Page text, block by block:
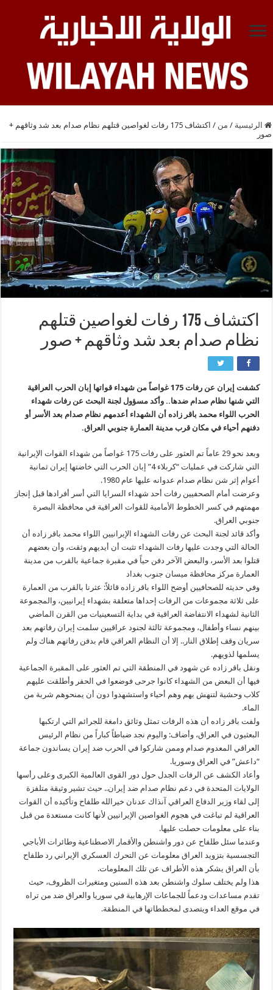
الرئيسية / من /
اكتشاف 175 رفات لغواصين قتلهم نظام صدام بعد شد وثاقهم +
صور
اكتشاف 175 رفات لغواصين قتلهم
نظام صدام بعد شد وثاقهم + صور
كشفت إيران عن رفات 175 غواصاً من شهداء قواتها إبان الحرب العراقية
التي شنها نظام صدام ضدها.. وأكد مسؤول لجنة البحث عن رفات شهداء
الحرب اللواء محمد باقر زاده أن الشهداء أعدمهم نظام صدام بعد الأسر أو
دفنهم أحياء في مكان قرب مدينة العمارة جنوبي العراق.
وبعد نحو 29 عاماً تم العثور على رفات 175 غواصاً من شهداء القوات الإيرانية
التي شاركت في عمليات “كربلاء 4” إبان الحرب التي خاضتها إيران ثمانية
أعوام إثر شن نظام صدام عدوانه عليها عام 1980.
وعرضت أمام الصحفيين رفات أحد شهداء السرايا التي أسر أفرادها قبل إنجاز
مهمتهم في كسر الخطوط الأمامية للقوات العراقية في محافظة البصرة
جنوبي العراق.
وأكد قائد لجنة البحث عن رفات الشهداء الإيرانيين اللواء محمد باقر زاده أن
الحالة التي وجدت عليها رفات الشهداء تثبت أن أيديهم وثقت، وأن بعضهم
قتلوا بعد الأسر، والبعض الآخر دفن حياً في مقبرة جماعية بالقرب من مدينة
العمارة مركز محافظة ميسان جنوب بغداد
وفي حديثه للصحافيين أوضح اللواء باقر زاده قائلاً: عثرنا بالقرب من العمارة
على ثلاثة مجموعات من الرفات إحداها متعلقة بشهداء إيرانيين، والمجموعة
الثانية لشهداء الانتفاضة العراقية في بداية التسعينيات من القرن الماضي
بينهم نساء وأطفال، ومجموعة ثالثة لجنود عراقيين سلمت إيران رفاتهم بعد
سريان وقف إطلاق النار.. إلا أن النظام العراقي قام بدفن رفاتهم هناك ولم
يسلمها لذويهم.
ونقل باقر زاده عن شهود في المنطقة التي تم العثور على المقبرة الجماعية
فيها أن البعض من الشهداء كانوا جرحى فوضعوا في الحفر وأطلقت عليهم
كلاب وحشية لتنهش بهم وهم أحياء واستشهدوا دون أن يمنحوهم شربة من
الماء.
ولفت باقر زاده أن هذه الرفات تمثل وثائق دامغة للجرائم التي ارتكبها
البعثيون في العراق، وأضاف: واليوم نجد ضباطاً كباراً من نظام الرئيس
العراقي المعدوم صدام وممن شاركوا في الحرب ضد إيران يساندون جماعة
“داعش” في العراق وسوريا.
وأعاد الكشف عن الرفات الجدل حول دور القوى العالمية الكبرى وعلى رأسها
الولايات المتحدة في دعم نظام صدام ضد إيران.. حيث تشير وثيقة متلفزة
إلى لقاء وزير الدفاع العراقي آنذاك عدنان خيرالله طلفاح وتأكيده أن القوات
العراقية لم تباغت في هجوم الغواصين الإيرانيين لأنها كانت مستعدة من قبل
بناء على معلومات حصلت عليها.
وعندما سئل طلفاح عن دور واشنطن والأقمار الاصطناعية وطائرات الأباجي
التجسسية بتزويد العراق معلومات عن التحرك العسكري الإيراني رد طلفاح
بأن العراق يشكر هذه الأطراف عن تلك المعلومات.
هذا ولم يختلف سلوك واشنطن بعد هذه السنين ومتغيرات الظروف، حيث
تقدم مساعدات ودعماً للجماعات الإرهابية في سوريا والعراق ضد من تراه
في موقع العداء ويتصدى لمخططاتها في المنطقة.